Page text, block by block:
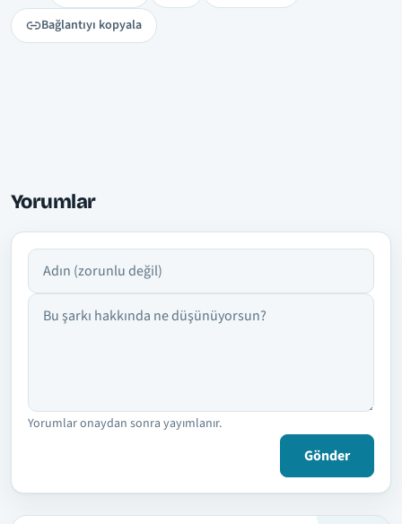
Bağlantıyı kopyala
Yorumlar
Adın
Yorumun
Yorumlar onaydan sonra yayımlanır.
Gönder